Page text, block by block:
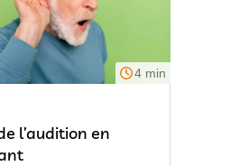
4 min
l’audition en